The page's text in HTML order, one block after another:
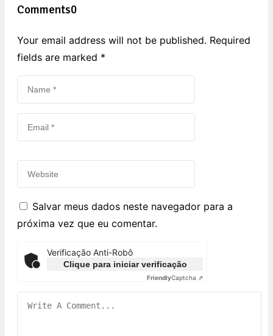
Comments0
Your email address will not be published. Required
fields are marked *
Salvar meus dados neste navegador para a
próxima vez que eu comentar.
Verificação Anti-Robô
Clique para iniciar verificação
FriendlyCaptcha ⇗